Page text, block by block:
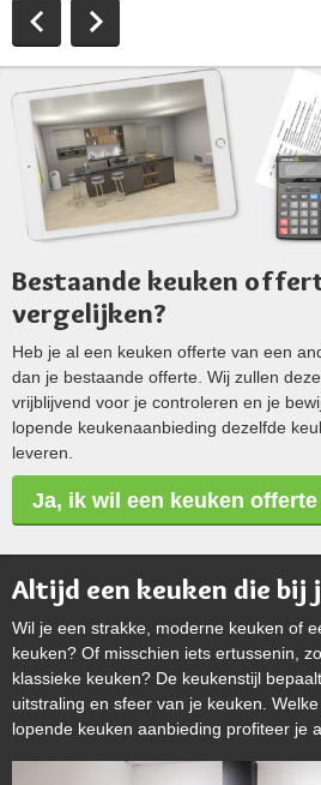
Bestaande keuken
vergelijken?
Heb je al een keuken offerte van een
dan je bestaande offerte. Wij zullen
vrijblijvend voor je controleren en je
lopende keukenaanbieding dezelfde
leveren.
Ja, ik wil een keuken
Altijd een keuken die bij
Wil je een strakke, moderne keuken of
keuken? Of misschien iets ertussenin,
klassieke keuken? De keukenstijl
uitstraling en sfeer van je keuken.
lopende keuken aanbieding profiteer je